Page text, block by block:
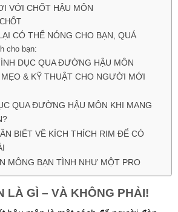
VỚI CHỐT HẬU MÔN
CÓ THỂ NÓNG CHO BẠN, QUÁ
cho bạn:
DỤC QUA ĐƯỜNG HẬU MÔN
& KỸ THUẬT CHO NGƯỜI MỚI
QUA ĐƯỜNG HẬU MÔN KHI MANG
BIẾT VỀ KÍCH THÍCH RIM ĐỂ CÓ
MÔNG BẠN TÌNH NHƯ MỘT PRO
LÀ GÌ – VÀ KHÔNG PHẢI!